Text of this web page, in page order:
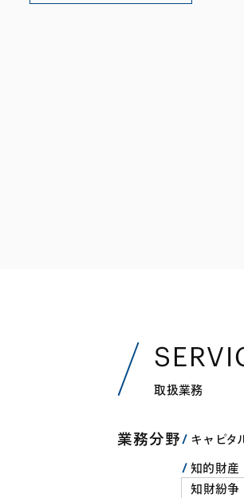
取扱業務
業務分野
キャピタ
知的財産
知財紛争